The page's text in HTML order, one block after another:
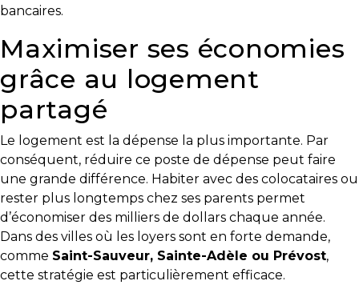
VENDRE
d’analyser
besoins
Évaluation
en
ligne
Avec
un
bancaires.
Maximiser ses économies
grâce au logement
partagé
Le logement est la dépense la plus importante. Par
conséquent, réduire ce poste de dépense peut faire
une grande différence. Habiter avec des colocataires ou
rester plus longtemps chez ses parents permet
d’économiser des milliers de dollars chaque année.
Dans des villes où les loyers sont en forte demande,
comme Saint-Sauveur, Sainte-Adèle ou Prévost,
cette stratégie est particulièrement efficace.